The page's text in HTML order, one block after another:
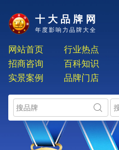
十大品牌网
年度影响力品牌大全
网站首页 行业热点
招商咨询
百科知识
实景案例
品牌门店